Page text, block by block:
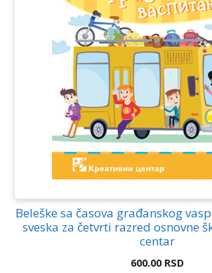
Beleške sa časova građanskog
sveska za četvrti razred osnovne
centar
600.00 RSD